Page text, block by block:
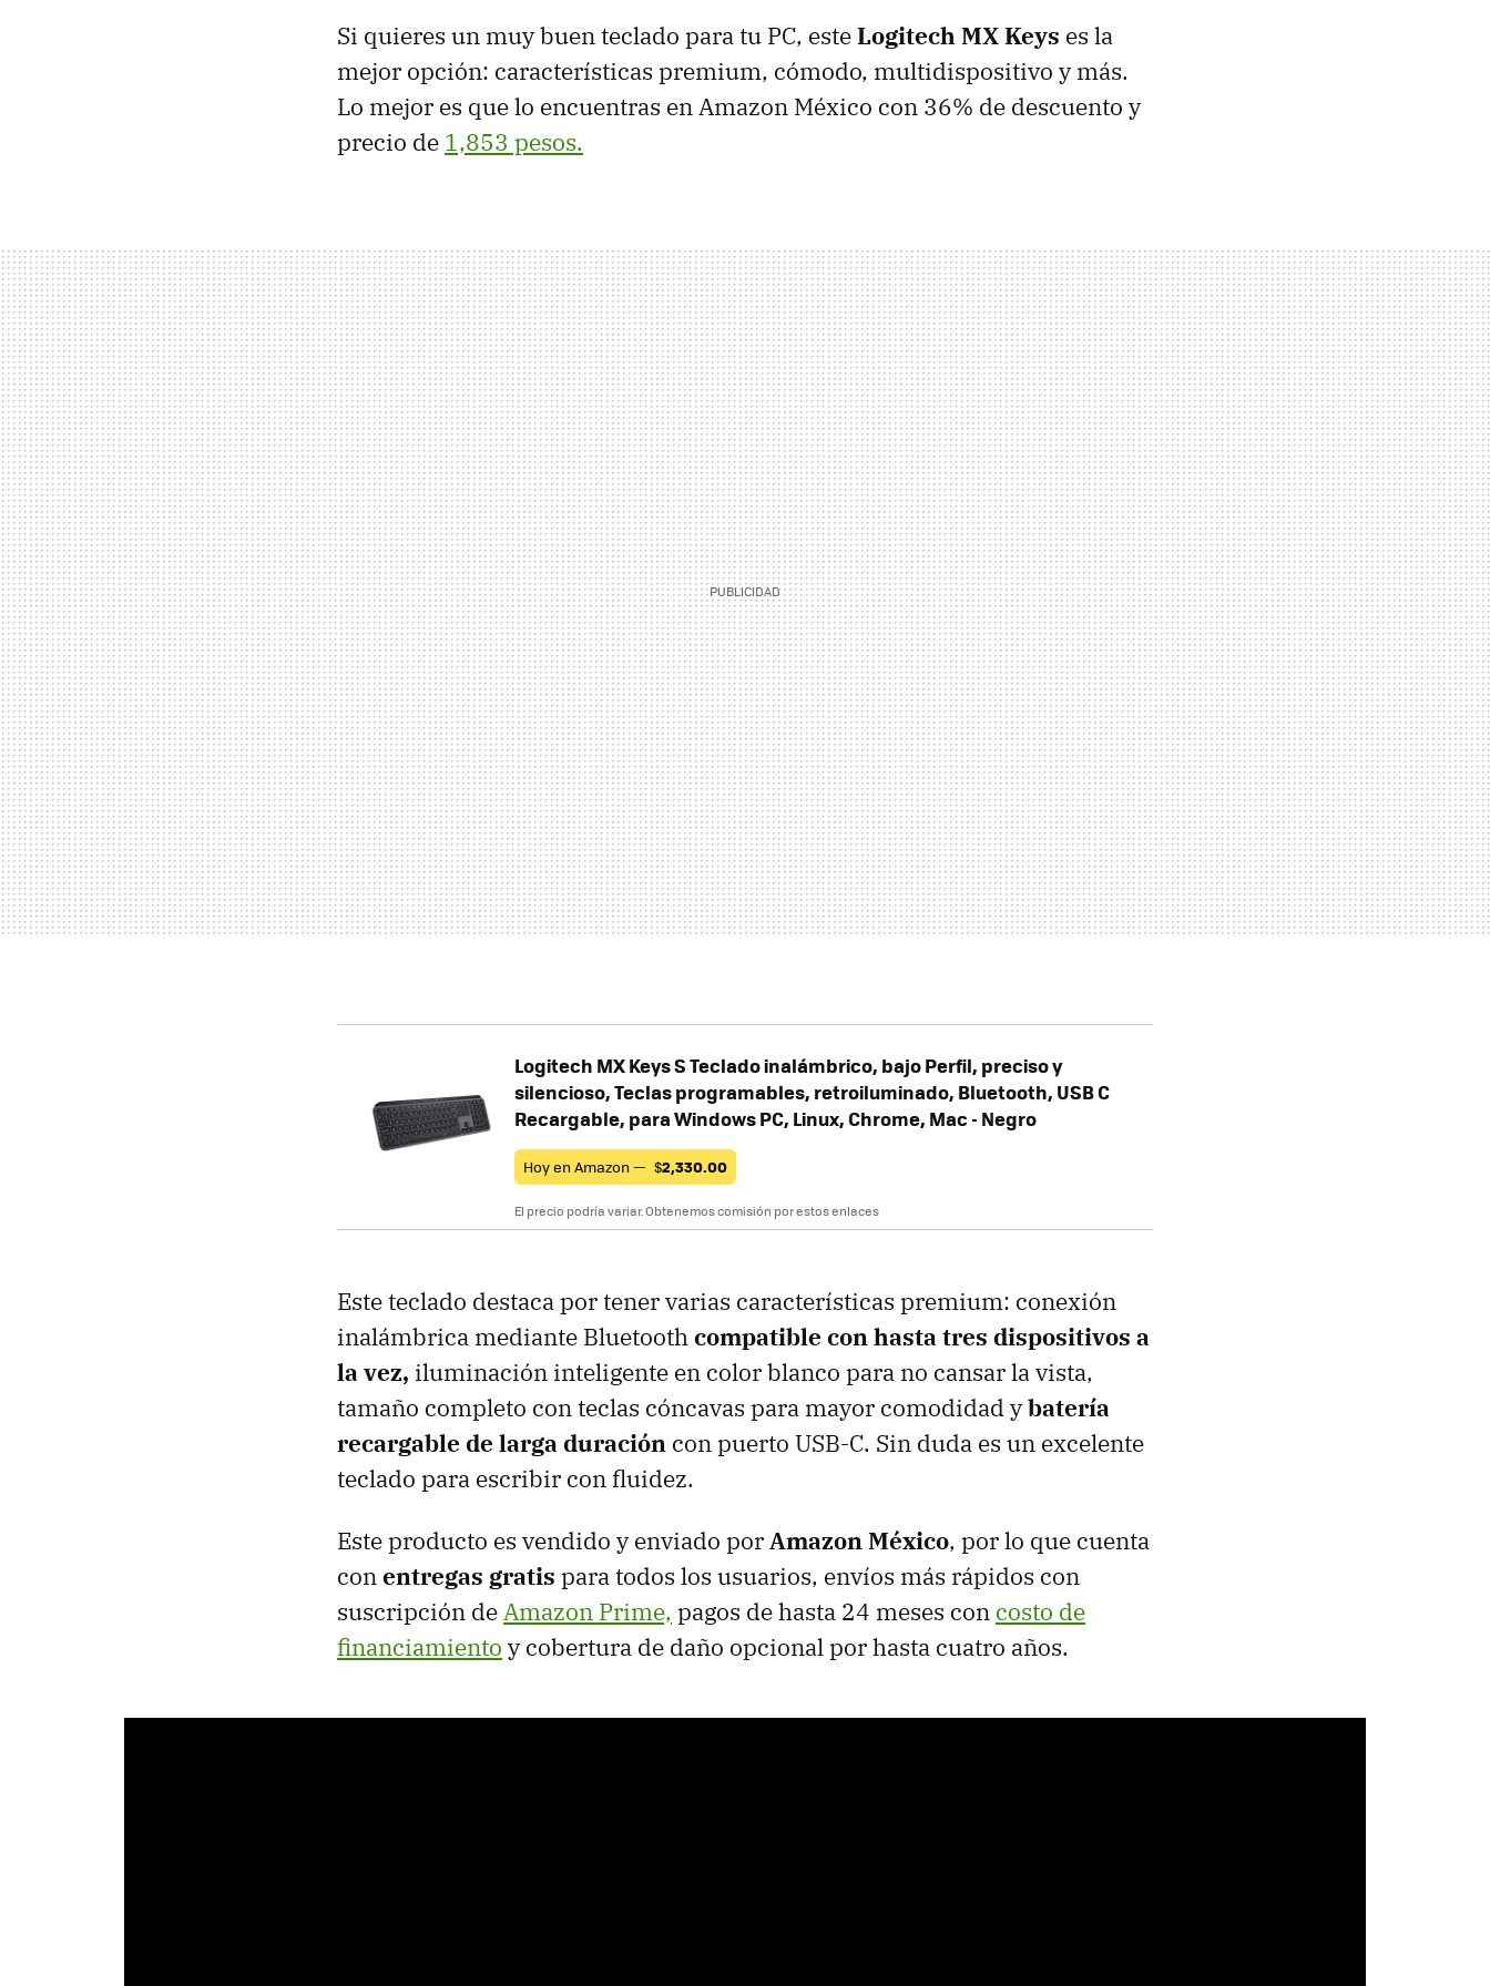
Si quieres un muy buen teclado para tu PC, esteLogitech MX Keys es la
mejor opción: características premium, cómodo, multidispositivo y más.
Lo mejor es que lo encuentras en Amazon México con 36% de descuento y
precio de 1,853 pesos.
Logitech MX Keys S Teclado inalámbrico, bajo Perfil, preciso y
silencioso, Teclas programables, retroiluminado, Bluetooth, USB C
Recargable, para Windows PC, Linux, Chrome, Mac - Negro
Hoy en Amazon — $2,330.00
El precio podría variar. Obtenemos comisión por estos enlaces
Este teclado destaca por tener varias características premium: conexión
inalámbrica mediante Bluetoothcompatible con hasta tres dispositivos a
la vez, iluminación inteligente en color blanco para no cansar la vista,
tamaño completo con teclas cóncavas para mayor comodidad ybatería
recargable de larga duración con puerto USB-C. Sin duda es un excelente
teclado para escribir con fluidez.
Este producto es vendido y enviado porAmazon México, por lo que cuenta
conentregas gratis para todos los usuarios, envíos más rápidos con
suscripción deAmazon Prime, pagos de hasta 24 meses con costo de
financiamiento y cobertura de daño opcional por hasta cuatro años.